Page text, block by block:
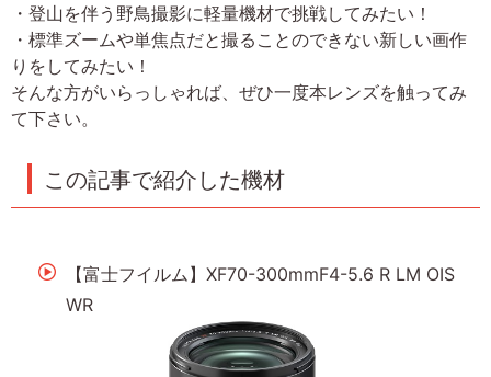
・登山を伴う野鳥撮影に軽量機材で挑戦してみたい！
・標準ズームや単焦点だと撮ることのできない新しい画作
りをしてみたい！
そんな方がいらっしゃれば、ぜひ一度本レンズを触ってみ
て下さい。
この記事で紹介した機材
【富士フイルム】XF70-300mmF4-5.6 R LM OIS
WR